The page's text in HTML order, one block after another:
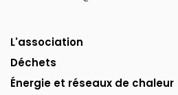
L'association
Déchets
Énergie et réseaux de chaleur